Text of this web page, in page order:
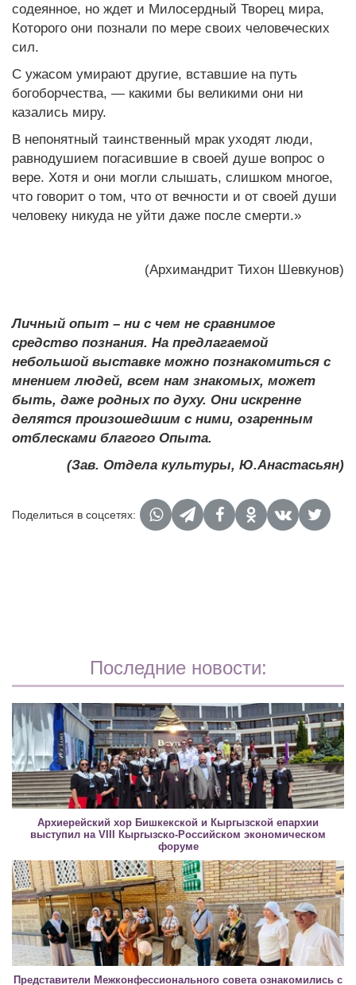
содеянное, но ждет и Милосердный Творец мира,
Которого они познали по мере своих человеческих
сил.
С ужасом умирают другие, вставшие на путь
богоборчества, — какими бы великими они ни
казались миру.
В непонятный таинственный мрак уходят люди,
равнодушием погасившие в своей душе вопрос о
вере. Хотя и они могли слышать, слишком многое,
что говорит о том, что от вечности и от своей души
человеку никуда не уйти даже после смерти.»
(Архимандрит Тихон Шевкунов)
Личный опыт – ни с чем не сравнимое
средство познания. На предлагаемой
небольшой выставке можно познакомиться с
мнением людей, всем нам знакомых, может
быть, даже родных по духу. Они искренне
делятся произошедшим с ними, озаренным
отблесками благого Опыта.
(Зав. Отдела культуры, Ю.Анастасьян)
Поделиться в соцсетях:
Последние новости:
Архиерейский хор Бишкекской и Кыргызской епархии
выступил на VIII Кыргызско-Российском экономическом
форуме
Представители Межконфессионального совета ознакомились с